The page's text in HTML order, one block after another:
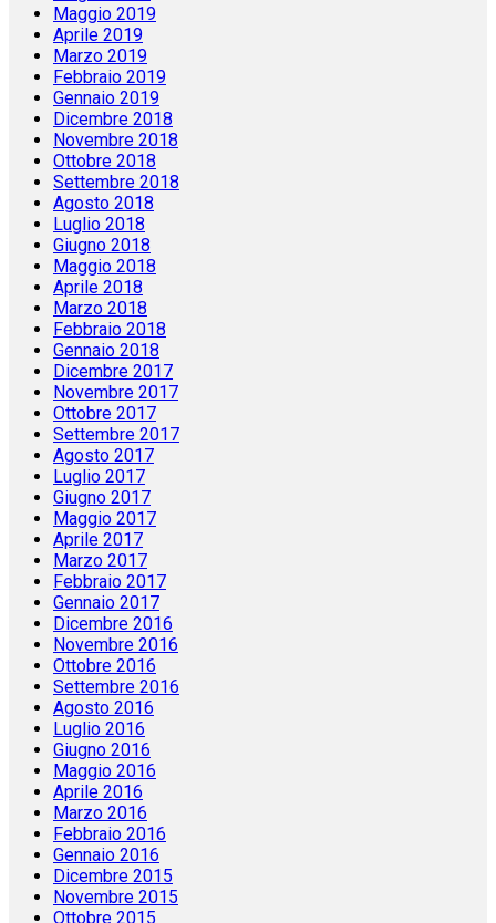
Maggio 2019
Aprile 2019
Marzo 2019
Febbraio 2019
Gennaio 2019
Dicembre 2018
Novembre 2018
Ottobre 2018
Settembre 2018
Agosto 2018
Luglio 2018
Giugno 2018
Maggio 2018
Aprile 2018
Marzo 2018
Febbraio 2018
Gennaio 2018
Dicembre 2017
Novembre 2017
Ottobre 2017
Settembre 2017
Agosto 2017
Luglio 2017
Giugno 2017
Maggio 2017
Aprile 2017
Marzo 2017
Febbraio 2017
Gennaio 2017
Dicembre 2016
Novembre 2016
Ottobre 2016
Settembre 2016
Agosto 2016
Luglio 2016
Giugno 2016
Maggio 2016
Aprile 2016
Marzo 2016
Febbraio 2016
Gennaio 2016
Dicembre 2015
Novembre 2015
Ottobre 2015